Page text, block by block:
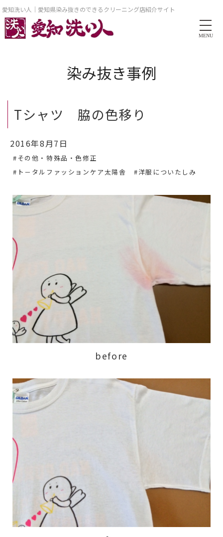
愛知洗い人｜愛知県染み抜きのできるクリーニング店紹介サイト
MENU
染み抜き事例
Tシャツ 脇の色移り
2016年8月7日
#その他・特殊品・色修正
#ト－タルファッションケア太陽舎
#洋服についたしみ
before